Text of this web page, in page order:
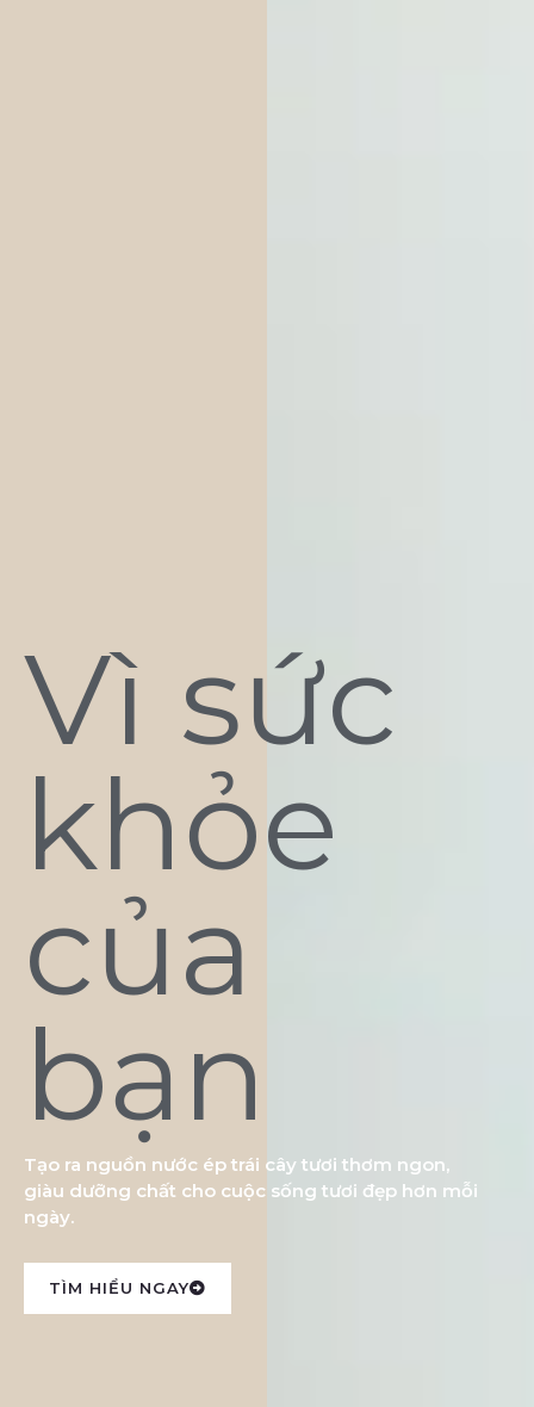
Vì sức
khỏe
của
bạn
Tạo ra nguồn nước ép trái cây tươi thơm ngon,
giàu dưỡng chất cho cuộc sống tươi đẹp hơn mỗi
ngày.
TÌM HIỂU NGAY